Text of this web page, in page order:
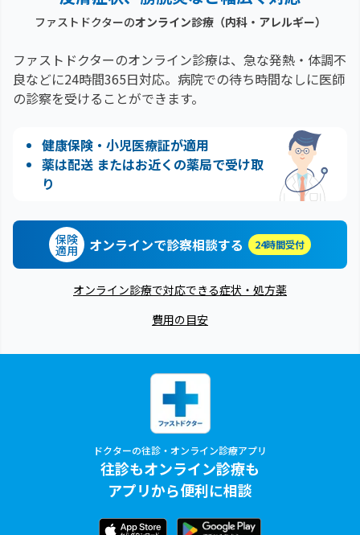
ファストドクターのオンライン診療（内科・アレルギー）
ファストドクターのオンライン診療は、急な発熱・体調不
良などに24時間365日対応。 病院での待ち時間なしに医師
の診察を受けることができます。
健康保険・小児医療証が適用
薬は配送 またはお近くの薬局で受け取
り
保険
適用 オンラインで診察相談する 24時間受付
オンライン診療で対応できる症状・処方薬
費用の目安
ドクターの往診・オンライン診療アプリ
往診もオンライン診療も
アプリから便利に相談